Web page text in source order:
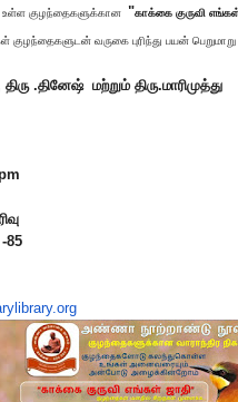
குழந்தைகளுக்கான "காக்கை குருவி
வருகை புரிந்து பயன்
.தினேஷ் மற்றும் திரு.மாரிமுத்து